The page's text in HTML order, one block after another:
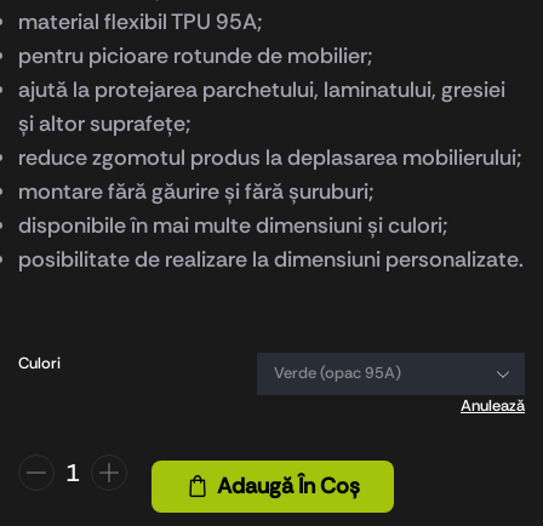
material flexibil TPU 95A;
pentru picioare rotunde de mobilier;
ajută la protejarea parchetului, laminatului, gresiei
și altor suprafețe;
reduce zgomotul produs la deplasarea mobilierului;
montare fără găurire și fără șuruburi;
disponibile în mai multe dimensiuni și culori;
posibilitate de realizare la dimensiuni personalizate.
Culori
Anulează
Adaugă În Coș